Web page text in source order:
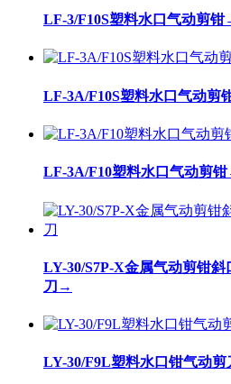
LF-3/F10S塑料水口气动剪钳
LF-3A/F10S塑料水口气动剪
LF-3A/F10塑料水口气动剪钳
LY-30/S7P-X金属气动剪钳
刀 →
LY-30/F9L塑料水口钳气动剪